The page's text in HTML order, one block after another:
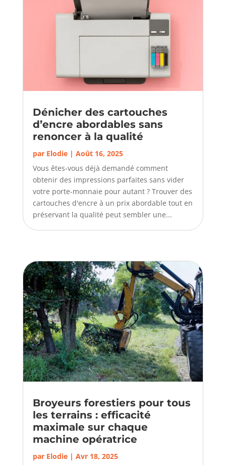
Dénicher des cartouches
d’encre abordables sans
renoncer à la qualité
par Elodie| Août 16, 2025
Vous êtes-vous déjà demandé comment
obtenir des impressions parfaites sans vider
votre porte-monnaie pour autant ? Trouver des
cartouches d'encre à un prix abordable tout en
préservant la qualité peut sembler une...
Broyeurs forestiers pour tous
les terrains : efficacité
maximale sur chaque
machine opératrice
par Elodie| Avr 18, 2025